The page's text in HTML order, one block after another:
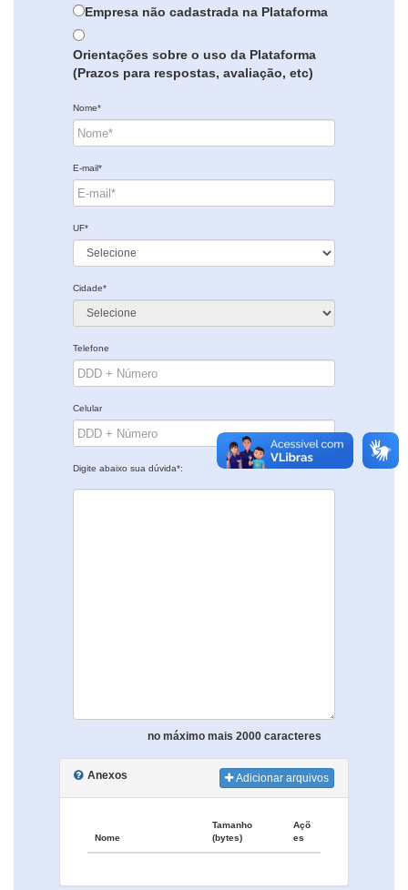
Empresa não cadastrada na Plataforma
Orientações sobre o uso da Plataforma
(Prazos para respostas, avaliação, etc)
Nome*
E-mail*
UF*
Cidade*
Telefone
Celular
Digite abaixo sua dúvida*:
no máximo mais 2000 caracteres
Anexos Adicionar arquivos
Nome
Tamanho
(bytes)
Açõ
es